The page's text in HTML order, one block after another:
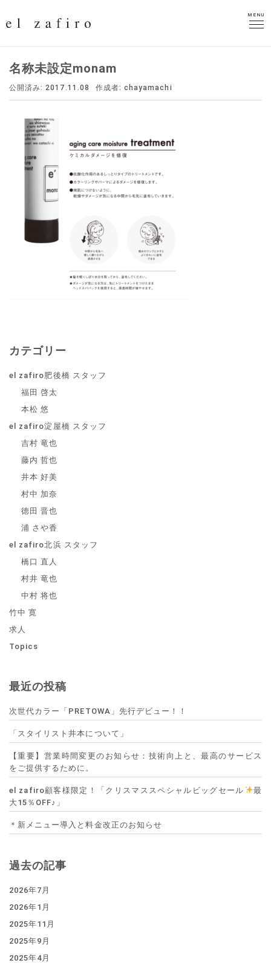
MENU
MENU
名称未設定monam
公開済み: 2017.11.08 作成者:chayamachi
カテゴリー
el zafiro肥後橋 スタッフ
福田 啓太
本松 悠
el zafiro淀屋橋 スタッフ
吉村 竜也
藤内 哲也
井本 好美
村中 加奈
徳田 晋也
浦 さや香
el zafiro北浜 スタッフ
橋口 直人
村井 竜也
中村 将也
竹中 寛
求人
Topics
最近の投稿
次世代カラー「PRETOWA」先行デビュー！！
「スタイリスト井本について」
【重要】営業時間変更のお知らせ：技術向上と、最高のサービス
をご提供するために。
el zafiro顧客様限定！「クリスマススペシャルビッグセール
最
大15％OFF♪」
＊新メニュー導入と料金改正のお知らせ
過去の記事
2026年7月
2026年1月
2025年11月
2025年9月
2025年4月